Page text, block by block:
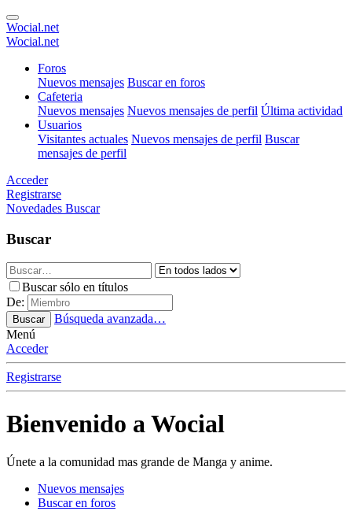
Wocial.net
Wocial.net
Foros
Nuevos mensajes Buscar en foros
Cafeteria
Nuevos mensajes Nuevos mensajes de perfil Última actividad
Usuarios
Visitantes actuales Nuevos mensajes de perfil Buscar
mensajes de perfil
Acceder
Registrarse
Novedades Buscar
Buscar
Buscar sólo en títulos
De:
Buscar
Búsqueda avanzada…
Menú
Acceder
Registrarse
Bienvenido a Wocial
Únete a la comunidad mas grande de Manga y anime.
Nuevos mensajes
Buscar en foros